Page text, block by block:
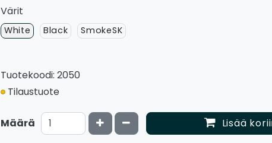
Värit
White Black SmokeSK
Tuotekoodi: 2050
Tilaustuote
Määrä Kasvata määrää
Vähennä määrää Lisää